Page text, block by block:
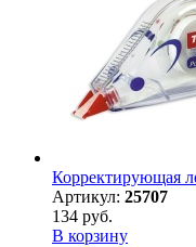
Корректирующая
Артикул: 25707
134 руб.
В корзину